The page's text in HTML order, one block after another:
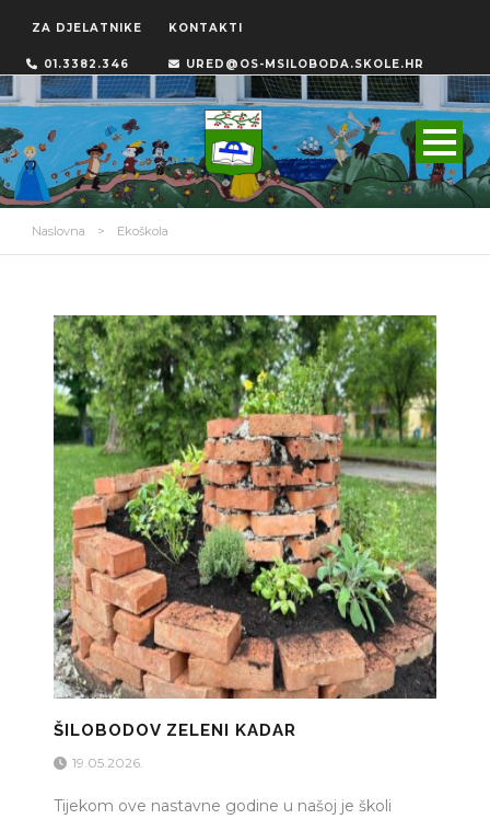
ZA DJELATNIKE KONTAKTI
01.3382.346 URED@OS-MSILOBODA.SKOLE.HR
Naslovna > Ekoškola
ŠILOBODOV ZELENI KADAR
19.05.2026.
Tijekom ove nastavne godine u našoj je školi